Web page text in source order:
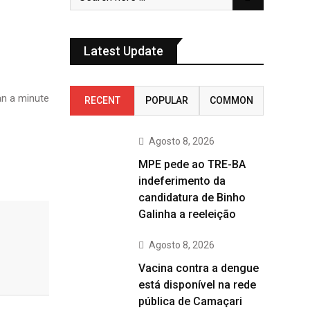
a minute
Latest Update
RECENT POPULAR COMMON
Agosto 8, 2026
MPE pede ao TRE-BA
indeferimento da
candidatura de Binho
Galinha a reeleição
Agosto 8, 2026
Vacina contra a dengue
está disponível na rede
pública de Camaçari